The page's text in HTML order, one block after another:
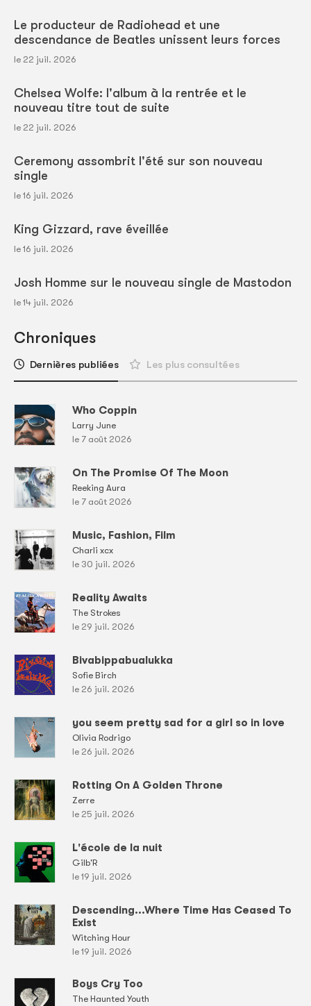
Le producteur de Radiohead et une
descendance de Beatles unissent leurs forces
le 22 juil. 2026
Chelsea Wolfe: l'album à la rentrée et le
nouveau titre tout de suite
le 22 juil. 2026
Ceremony assombrit l'été sur son nouveau
single
le 16 juil. 2026
King Gizzard, rave éveillée
le 16 juil. 2026
Josh Homme sur le nouveau single de Mastodon
le 14 juil. 2026
Chroniques
Dernières publiées Les plus consultées
Who Coppin
Larry June
le 7 août 2026
On The Promise Of The Moon
Reeking Aura
le 7 août 2026
Music, Fashion, Film
Charli xcx
le 30 juil. 2026
Reality Awaits
The Strokes
le 29 juil. 2026
Bivabippabualukka
Sofie Birch
le 26 juil. 2026
you seem pretty sad for a girl so in love
Olivia Rodrigo
le 26 juil. 2026
Rotting On A Golden Throne
Zerre
le 25 juil. 2026
L'école de la nuit
Gilb'R
le 19 juil. 2026
Descending...Where Time Has Ceased To
Exist
Witching Hour
le 19 juil. 2026
Boys Cry Too
The Haunted Youth